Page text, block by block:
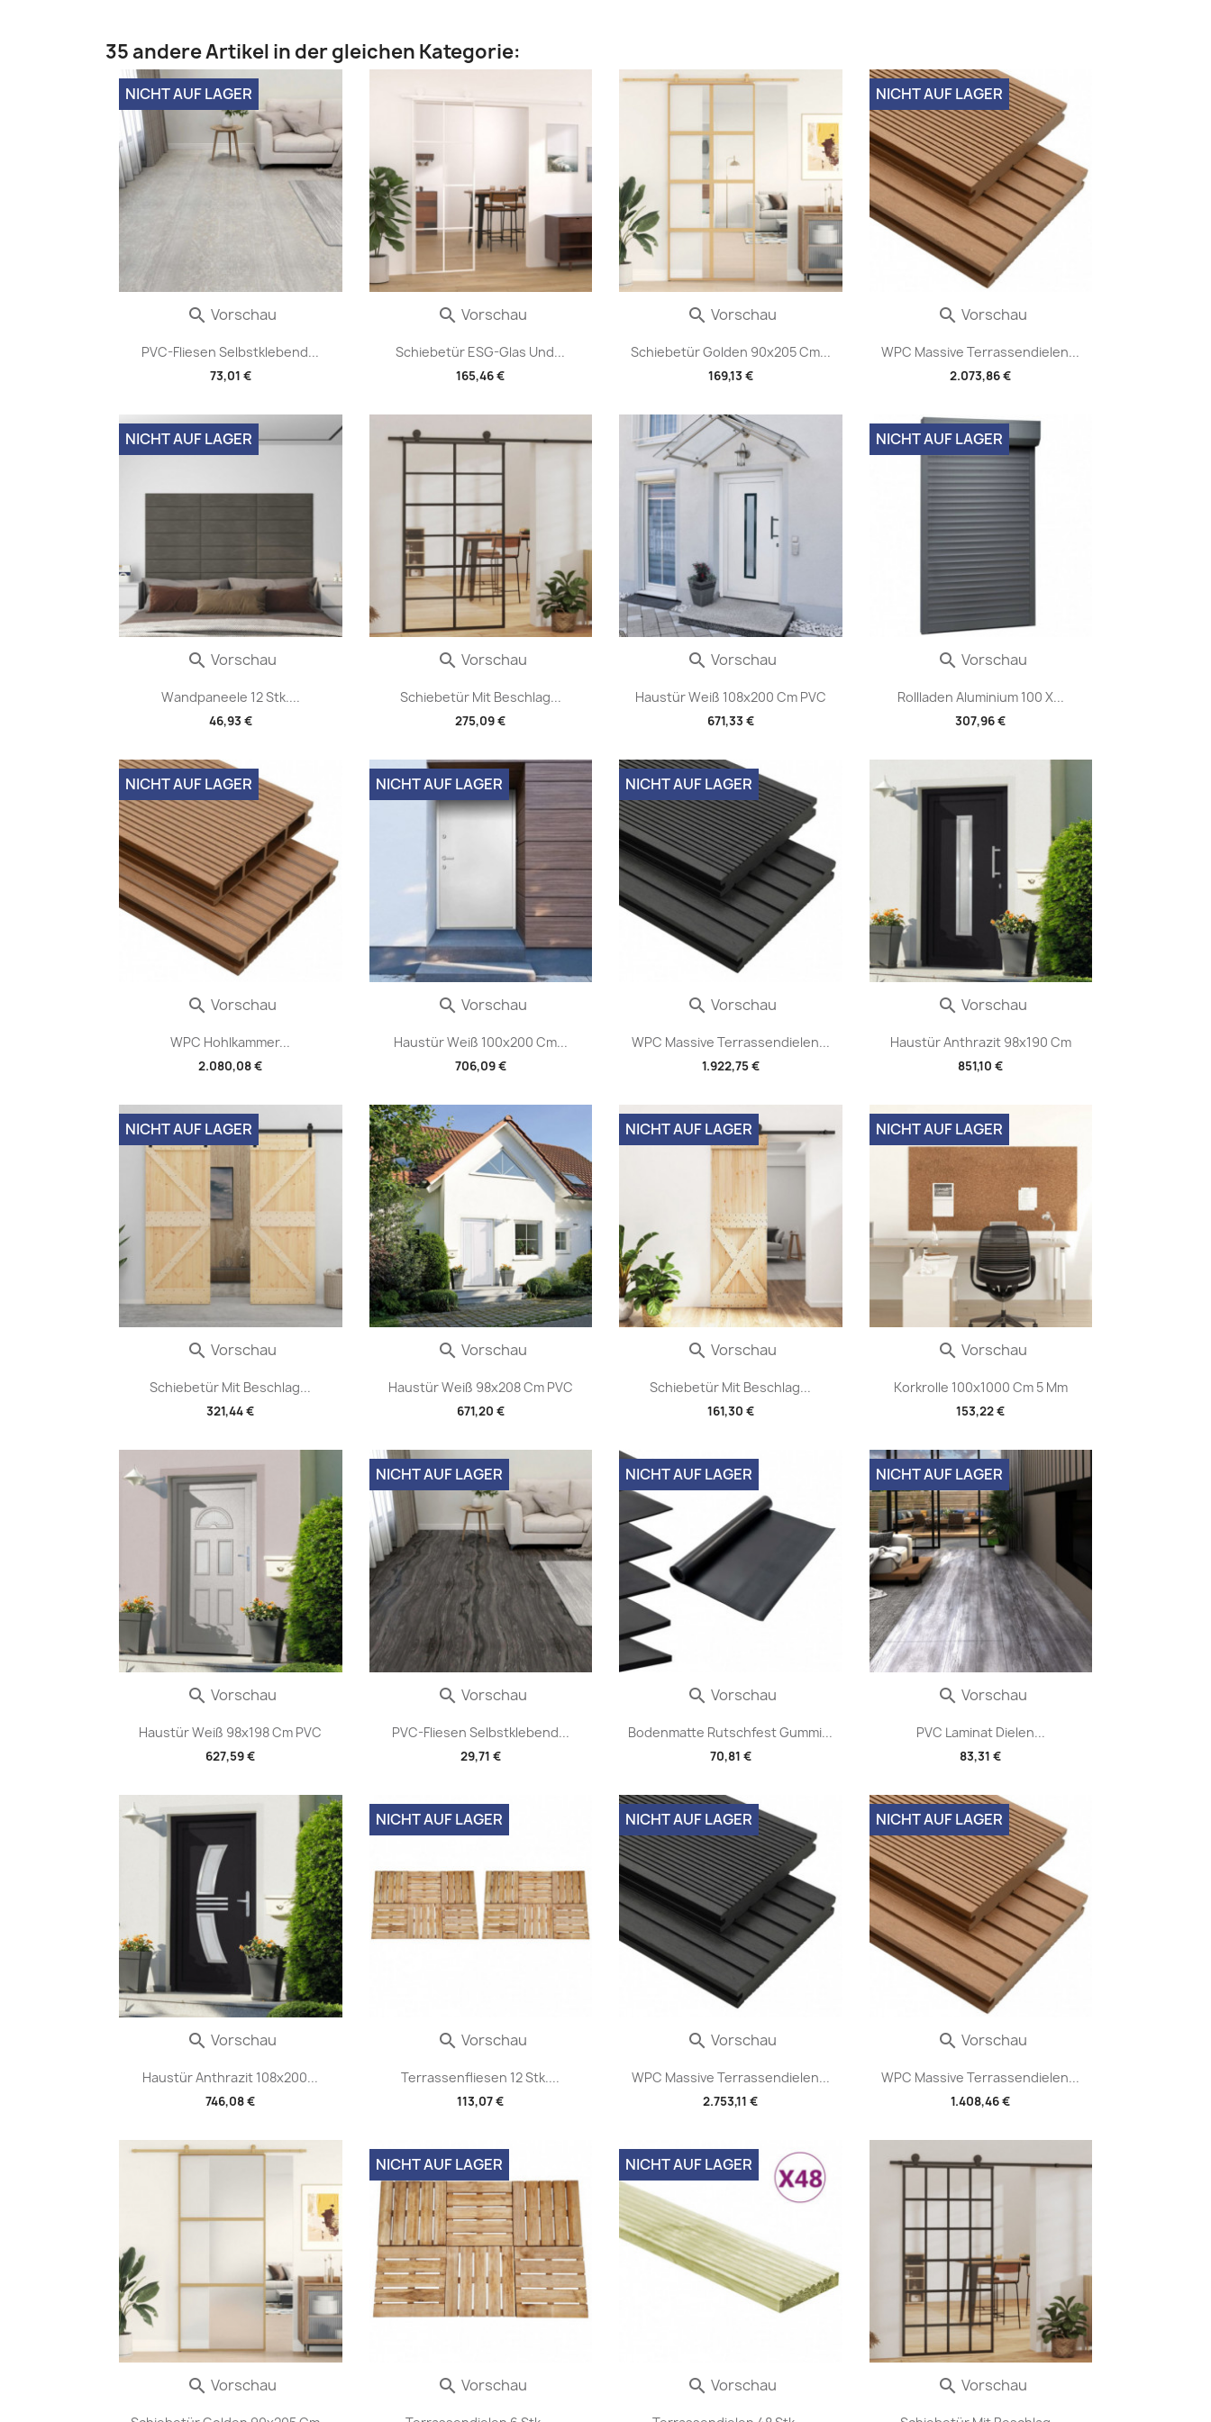
35 andere Artikel in der gleichen Kategorie:
PVC-Fliesen Selbstklebend...
73,01 €
NICHT AUF LAGER
 Vorschau
Schiebetür ESG-Glas Und...
165,46 €
 Vorschau
Schiebetür Golden 90x205 Cm...
169,13 €
 Vorschau
WPC Massive Terrassendielen...
2.073,86 €
NICHT AUF LAGER
 Vorschau
Wandpaneele 12 Stk....
46,93 €
NICHT AUF LAGER
 Vorschau
Schiebetür Mit Beschlag...
275,09 €
 Vorschau
Haustür Weiß 108x200 Cm PVC
671,33 €
 Vorschau
Rollladen Aluminium 100 X...
307,96 €
NICHT AUF LAGER
 Vorschau
WPC Hohlkammer...
2.080,08 €
NICHT AUF LAGER
 Vorschau
Haustür Weiß 100x200 Cm...
706,09 €
NICHT AUF LAGER
 Vorschau
WPC Massive Terrassendielen...
1.922,75 €
NICHT AUF LAGER
 Vorschau
Haustür Anthrazit 98x190 Cm
851,10 €
 Vorschau
Schiebetür Mit Beschlag...
321,44 €
NICHT AUF LAGER
 Vorschau
Haustür Weiß 98x208 Cm PVC
671,20 €
 Vorschau
Schiebetür Mit Beschlag...
161,30 €
NICHT AUF LAGER
 Vorschau
Korkrolle 100x1000 Cm 5 Mm
153,22 €
NICHT AUF LAGER
 Vorschau
Haustür Weiß 98x198 Cm PVC
627,59 €
 Vorschau
PVC-Fliesen Selbstklebend...
29,71 €
NICHT AUF LAGER
 Vorschau
Bodenmatte Rutschfest Gummi...
70,81 €
NICHT AUF LAGER
 Vorschau
PVC Laminat Dielen...
83,31 €
NICHT AUF LAGER
 Vorschau
Haustür Anthrazit 108x200...
746,08 €
 Vorschau
Terrassenfliesen 12 Stk....
113,07 €
NICHT AUF LAGER
 Vorschau
WPC Massive Terrassendielen...
2.753,11 €
NICHT AUF LAGER
 Vorschau
WPC Massive Terrassendielen...
1.408,46 €
NICHT AUF LAGER
 Vorschau
 Vorschau
NICHT AUF LAGER
 Vorschau
NICHT AUF LAGER
 Vorschau  Vorschau